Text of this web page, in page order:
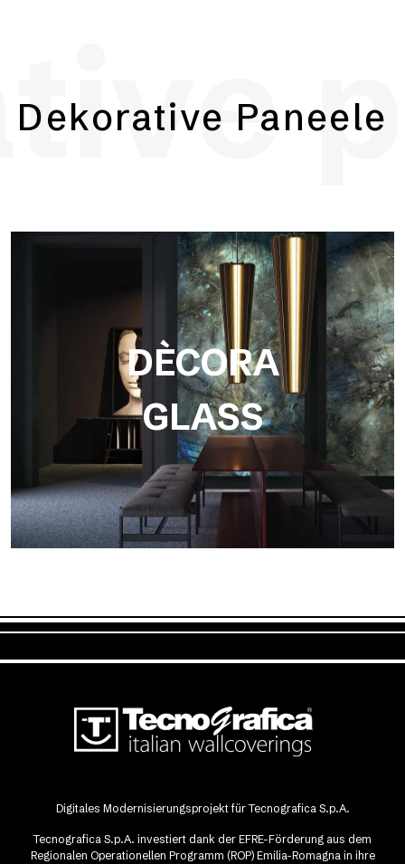
Façade
Dekorative Paneele
DÈCORA
GLASS
Dècora Glass
Digitales Modernisierungsprojekt für Tecnografica S.p.A.
Tecnografica S.p.A. investiert dank der EFRE-Förderung aus dem
Regionalen Operationellen Programm (ROP) Emilia-Romagna in ihre